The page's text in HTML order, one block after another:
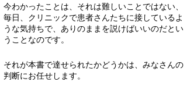
今わかったことは、それは難しいことではない、
毎日、クリニックで患者さんたちに接しているよ
うな気持ちで、ありのままを説けばいいのだとい
うことなのです。
それが本書で達せられたかどうかは、みなさんの
判断にお任せします。